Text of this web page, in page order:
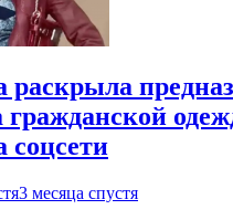
раскрыла
гражданской
соцсети
3 месяца спустя